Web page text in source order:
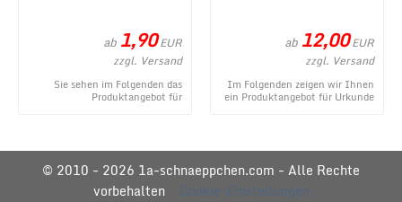
ab 1,90EUR
zzgl. Versand
Sie sehen im Folgenden das
Produktangebot für
ab 12,00EUR
zzgl. Versand
Im Folgenden zeigen wir Ihnen
ein Produktangebot für Urkunde
© 2010 - 2026 1a-schnaeppchen.com - Alle Rechte
vorbehalten
Cookie-Einstellungen